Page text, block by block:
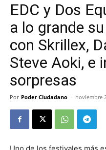
EDC y Dos
a lo grande
con Skrillex,
Steve Aoki, e
sorpresas
Por Poder Ciudadano - noviembre